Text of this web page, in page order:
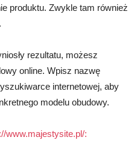
produktu. Zwykle tam również
rezultatu, możesz
online. Wpisz nazwę
internetowej, aby
modelu obudowy.
www.majestysite.pl/: